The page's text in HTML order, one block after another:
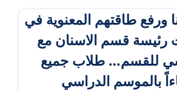
ورفع طاقتهم المعنوية في
رئيسة قسم الاسنان مع
للقسم… طلاب جميع
بالموسم الدراسي